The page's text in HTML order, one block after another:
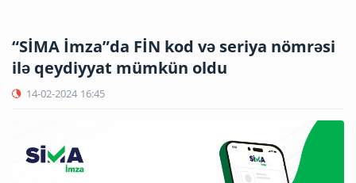
“SİMA İmza”da FİN kod və seriya nömrəsi
ilə qeydiyyat mümkün oldu
14-02-2024 16:45